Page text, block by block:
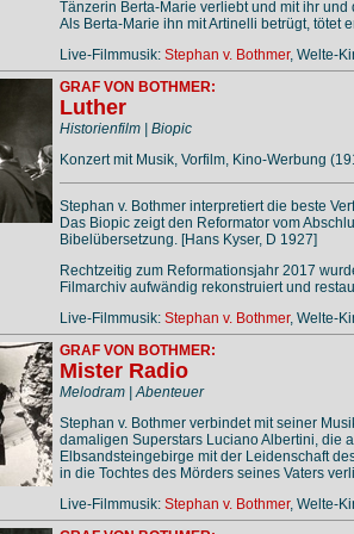
Tänzerin Berta-Marie verliebt und mit ihr
Als Berta-Marie ihn mit Artinelli betrügt, tötet
Live-Filmmusik: Stephan v. Bothmer, Welte-
GRAF VON BOTHMER:
Luther
Historienfilm | Biopic
Konzert mit Musik, Vorfilm, Kino-Werbung
Stephan v. Bothmer interpretiert die beste
Das Biopic zeigt den Reformator vom
Bibelübersetzung. [Hans Kyser, D 1927]
Rechtzeitig zum Reformationsjahr 2017
Filmarchiv aufwändig rekonstruiert und
Live-Filmmusik: Stephan v. Bothmer, Welte-
GRAF VON BOTHMER:
Mister Radio
Melodram | Abenteuer
Stephan v. Bothmer verbindet mit seiner
damaligen Superstars Luciano Albertini, die
Elbsandsteingebirge mit der Leidenschaft
in die Tochtes des Mörders seines Vaters
Live-Filmmusik: Stephan v. Bothmer, Welte-